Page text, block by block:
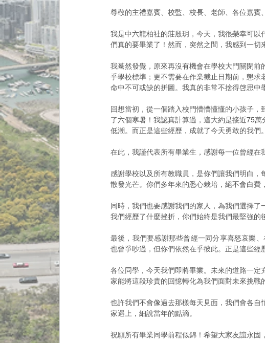
尊敬的主禮嘉賓、校監、校長、老師、各位嘉賓
我是中六龍柏社的莊殷玥，今天，我很榮幸可
們真的要畢業了！然而，突然之間，我感到一切
我驀然發覺，原來再沒有機會在學校大門關閉
乎學校標準；更不需要在作業截止日期前，懇
命中不可或缺的拼圖。我真的非常不捨得啓思中
回想當初，從一個踏入校門懵懵懂懂的小孩子
了六個寒暑！我認真計算過，這大約是接近75
低潮。而正是這些經歷，成就了今天勇敢的我們。
在此，我謹代表所有畢業生，感謝每一位曾經在
感謝學校以及所有教職員，是你們讓我們明白
散發光芒。你們多年來的悉心栽培，絕不會白費
同時，我們也要感謝我們的家人，為我們選擇
我們經歷了什麼挫折，你們始終是我們最堅強的
最後，我們要感謝那些曾經一同分享喜怒哀樂
也曾爭吵過，但你們依然在乎彼此。正是這些經
各位同學，今天我們即將畢業。未來的道路一
家能將這段珍貴的回憶轉化為我們面對未來挑戰
也許我們不會像過去那樣每天見面，我們會各
家遇上，細說當年的點滴。
祝願所有畢業同學前程似錦！希望大家友誼永固